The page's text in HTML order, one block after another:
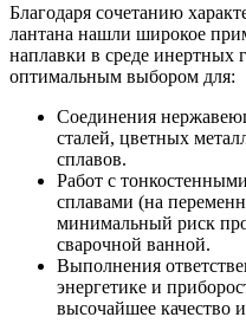
Благодаря сочетанию
лантана нашли широкое
наплавки в среде инертных
оптимальным выбором для:
Соединения
сталей, цветных
сплавов.
Работ с
сплавами (на
минимальный риск
сварочной ванной.
Выполнения
энергетике и
высочайшее качество